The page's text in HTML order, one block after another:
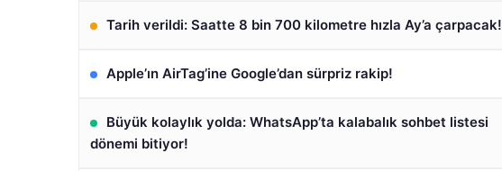
Tarih verildi: Saatte 8 bin 700 kilometre hızla Ay’a çarpacak!
Apple’ın AirTag’ine Google’dan sürpriz rakip!
Büyük kolaylık yolda: WhatsApp’ta kalabalık sohbet listesi
dönemi bitiyor!